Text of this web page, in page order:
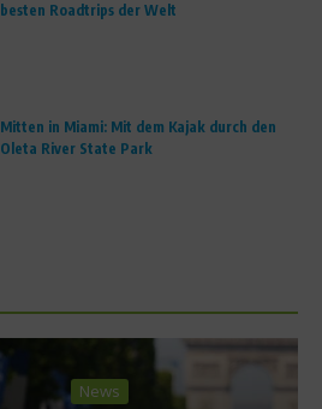
besten Roadtrips der Welt
Mitten in Miami: Mit dem Kajak durch den
Oleta River State Park
News